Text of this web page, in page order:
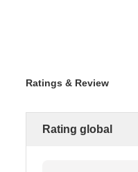
Ratings & Review
Rating global